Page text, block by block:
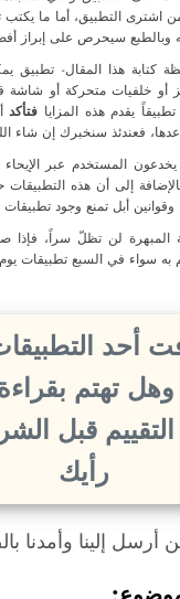
وبالطبع سيحرص على إبراز
كتابة هذا المقال- تطبيق
أو خلفيات متحركة أو
يقدم هذه المزايا فتأكد
فعندئذ سنخبرك إن شاء
المستخدم عبر
إلى أن هذه التطبيقات
وقوانين أبل تمنع وجود
المبهرة لن تظلّ سراً، فإذا
به سواء في السبع تطبيقات
أحد
تهتم بقراءة
قبل
رأيك
إلينا وأمدنا